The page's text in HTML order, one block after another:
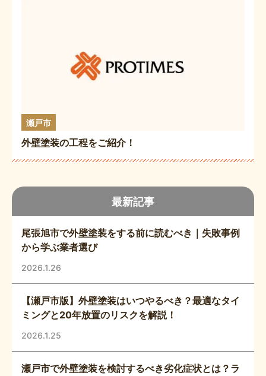
最新記事
尾張旭市で外壁塗装をする前に読むべき｜失敗事例
から学ぶ業者選び
2026.1.26
【瀬戸市版】外壁塗装はいつやるべき？最適なタイ
ミングと20年放置のリスクを解説！
2026.1.25
瀬戸市で外壁塗装を検討するべき劣化症状とは？ラ
瀬戸市
外壁塗装の工程をご紹介！